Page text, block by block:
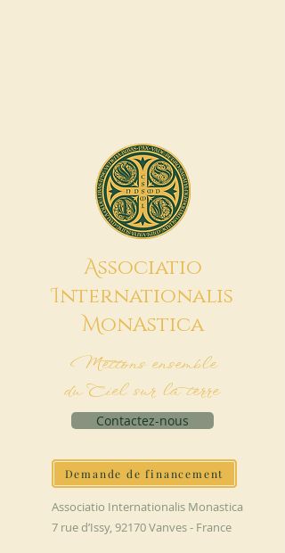
Associatio
Internationalis
MonAstica
Mettons ensemble
du Ciel sur la terre
Contactez-nous
Demande de financement
Associatio Internationalis Monastica
7 rue d’Issy, 92170 Vanves - France